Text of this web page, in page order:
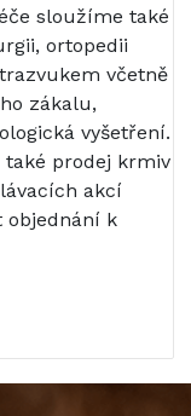
sloužíme také
ortopedii
včetně
zákalu,
vyšetření.
také prodej krmiv
akcí
objednání k